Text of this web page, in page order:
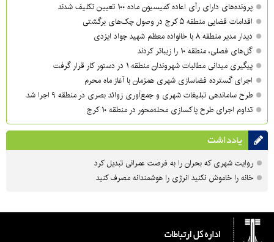
پرونده‌های دارای رأی اعاده کمیسیون ماده ۱۰۰ تعیین تکلیف شدند
اقدامات قضایی منطقه ۵ کرج در وصول چک‌های برگشتی
دیدار مدیر منطقه ۸ با خانواده معظم شهید جواد ایزدی
گل‌های فصلی، منطقه ۱۰ را زیباتر کردند
پیگیری میدانی مطالبات شهروندان منطقه ۱ در دستور کار قرار گرفت
اجرای گسترده فضاسازی شهری همزمان با آغاز ماه محرم
طرح ساماندهی تبلیغات شهری و جمع‌آوری زوائد بصری در منطقه ۹ اجرا شد
تداوم اجرای طرح پاکسازی محله‌محور در منطقه ۱۰ کرج
یادداشت
روایت شهری که بحران را به فرصت عمرانی تبدیل کرد
خانه را خاموش نکنید انرژی را هوشمندانه مصرف کنید